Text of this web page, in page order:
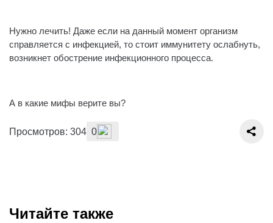
Нужно лечить! Даже если на данный момент организм
справляется с инфекцией, то стоит иммунитету ослабнуть,
возникнет обострение инфекционного процесса.
А в какие мифы верите вы?
Просмотров: 304 0
Читайте также